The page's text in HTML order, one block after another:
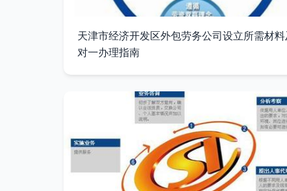
天津市经济开发区外包劳务公司设立所需材料
对一办理指南